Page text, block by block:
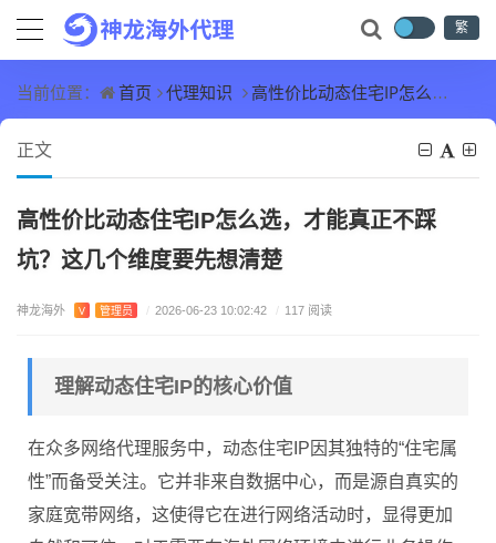
繁
当前位置： 首页 代理知识 高性价比动态住宅IP怎么选，才能真正不踩坑？这几个维度要先想清楚
正文
高性价比动态住宅IP怎么选，才能真正不踩
坑？这几个维度要先想清楚
神龙海外 V 管理员 / 2026-06-23 10:02:42 / 117 阅读
理解动态住宅IP的核心价值
在众多网络代理服务中，动态住宅IP因其独特的“住宅属
性”而备受关注。它并非来自数据中心，而是源自真实的
家庭宽带网络，这使得它在进行网络活动时，显得更加